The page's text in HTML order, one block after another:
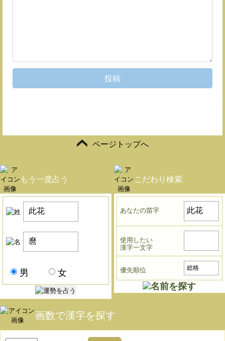
投稿
ページトップへ
もう一度占う
男 女
こだわり検索
あなたの苗字
使用したい
漢字一文字
優先順位
画数で漢字を探す